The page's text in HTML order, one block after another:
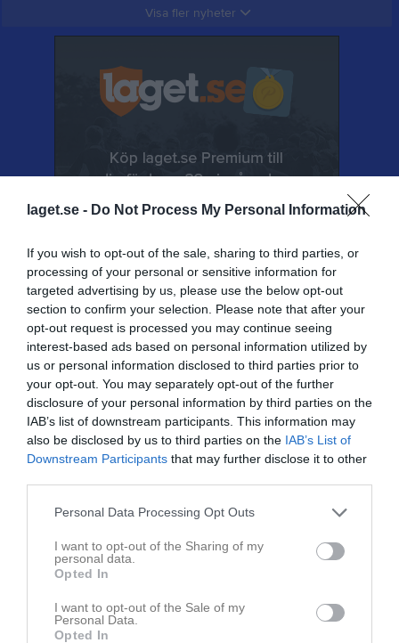
laget.se - Do Not Process My Personal Information
If you wish to opt-out of the sale, sharing to third parties, or
processing of your personal or sensitive information for
targeted advertising by us, please use the below opt-out
section to confirm your selection. Please note that after your
opt-out request is processed you may continue seeing
interest-based ads based on personal information utilized by
us or personal information disclosed to third parties prior to
your opt-out. You may separately opt-out of the further
disclosure of your personal information by third parties on the
IAB’s list of downstream participants. This information may
also be disclosed by us to third parties on the IAB’s List of
Downstream Participants that may further disclose it to other
Personal Data Processing Opt Outs
I want to opt-out of the Sharing of my
personal data.
Opted In
I want to opt-out of the Sale of my
Personal Data.
Opted In
Visa fler nyheter
Senast uppladdade video
Idag har vi varit och kollat på Hallby - Eslöv....
Senast uppdaterade album